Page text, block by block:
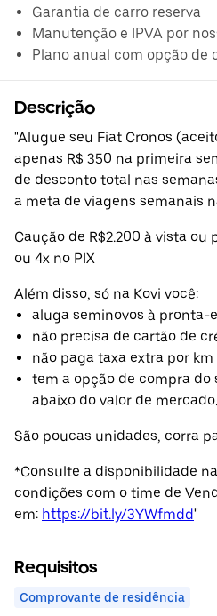
Garantia de carro reserva
Manutenção e IPVA por
Plano anual com opção de
Descrição
"Alugue seu Fiat Cronos
apenas R$ 350 na primeira
de desconto total nas
a meta de viagens semanais
Caução de R$2.200 à vista ou
ou 4x no PIX
Além disso, só na Kovi você:
aluga seminovos à pronta-
não precisa de cartão de
não paga taxa extra por km
tem a opção de compra do
abaixo do valor de mercado.
São poucas unidades, corra
*Consulte a disponibilidade
condições com o time de
em: https://bit.ly/3YWfmdd"
Requisitos
Comprovante de residência